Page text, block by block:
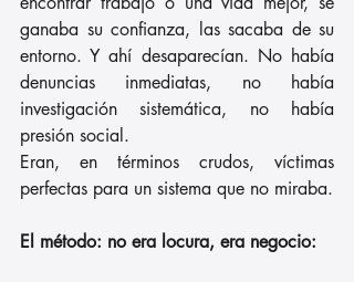
ganaba su confianza, las sacaba de su
entorno. Y ahí desaparecían. No había
denuncias inmediatas, no había
investigación sistemática, no había
presión social.
Eran, en términos crudos, víctimas
perfectas para un sistema que no miraba.
El método: no era locura, era negocio: